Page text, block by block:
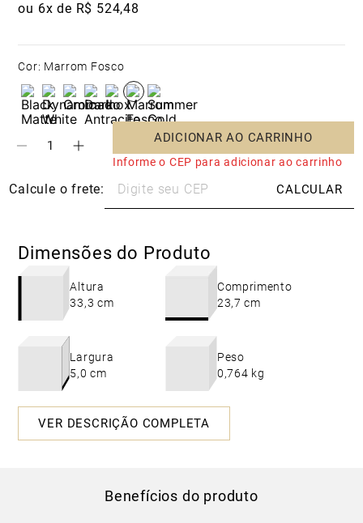
ou 6x de R$ 524,48
Cor: Marrom Fosco
ADICIONAR AO CARRINHO
Informe o CEP para adicionar ao carrinho
Dimensões do Produto
Altura
33,3 cm
Comprimento
23,7 cm
Largura
5,0 cm
Peso
0,764 kg
VER DESCRIÇÃO COMPLETA
Benefícios do produto